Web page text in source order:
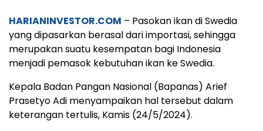
HARIANINVESTOR.COM – Pasokan ikan di Swedia
yang dipasarkan berasal dari importasi, sehingga
merupakan suatu kesempatan bagi Indonesia
menjadi pemasok kebutuhan ikan ke Swedia.
Kepala Badan Pangan Nasional (Bapanas) Arief
Prasetyo Adi menyampaikan hal tersebut dalam
keterangan tertulis, Kamis (24/5/2024).